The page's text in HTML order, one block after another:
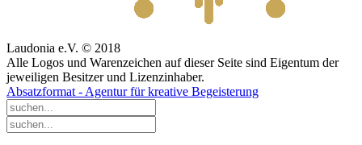
Laudonia e.V. © 2018
Alle Logos und Warenzeichen auf dieser Seite sind Eigentum der
jeweiligen Besitzer und Lizenzinhaber.
Absatzformat - Agentur für kreative Begeisterung